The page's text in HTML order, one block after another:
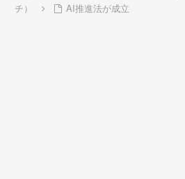
チ）
AI推進法が成立